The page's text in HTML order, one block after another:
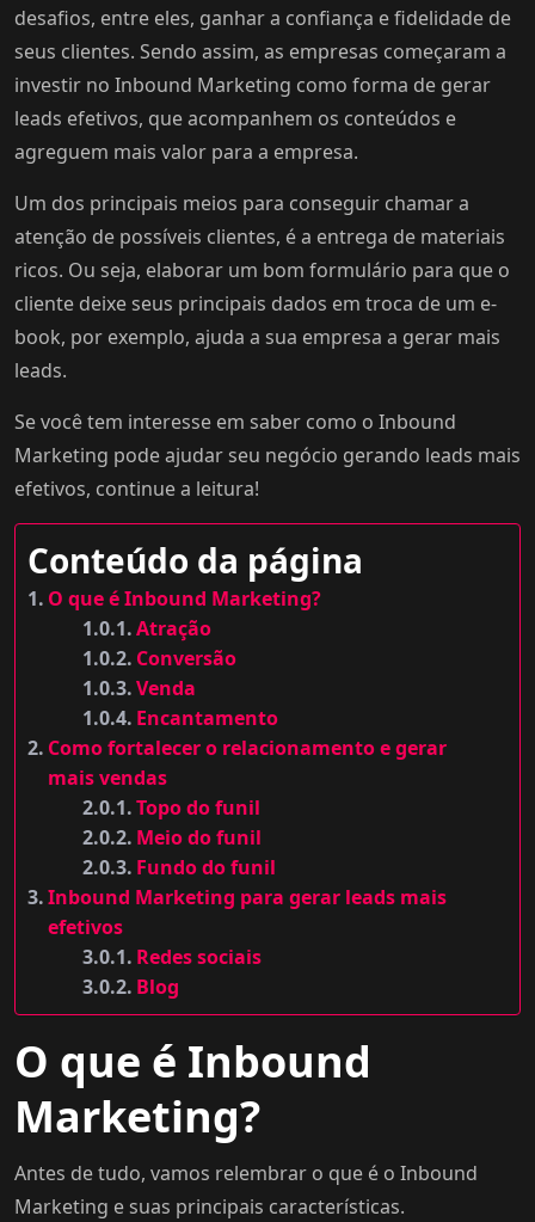
desafios, entre eles, ganhar a confiança e fidelidade de
seus clientes. Sendo assim, as empresas começaram a
investir no Inbound Marketing como forma de gerar
leads efetivos, que acompanhem os conteúdos e
agreguem mais valor para a empresa.
Um dos principais meios para conseguir chamar a
atenção de possíveis clientes, é a entrega de materiais
ricos. Ou seja, elaborar um bom formulário para que o
cliente deixe seus principais dados em troca de um e-
book, por exemplo, ajuda a sua empresa a gerar mais
leads.
Se você tem interesse em saber como o Inbound
Marketing pode ajudar seu negócio gerando leads mais
efetivos, continue a leitura!
Conteúdo da página
O que é Inbound Marketing?
Atração
Conversão
Venda
Encantamento
Como fortalecer o relacionamento e gerar
mais vendas
Topo do funil
Meio do funil
Fundo do funil
Inbound Marketing para gerar leads mais
efetivos
Redes sociais
Blog
O que é Inbound
Marketing?
Antes de tudo, vamos relembrar o que é o Inbound
Marketing e suas principais características.